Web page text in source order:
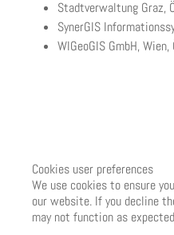
Stadtverwaltung Graz,
SynerGIS
WIGeoGIS GmbH,
Cookies user preferences
We use cookies to ensure
our website. If you decline
may not function as